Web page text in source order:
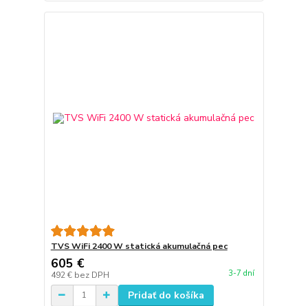
TVS WiFi 2400 W statická akumulačná pec
605 €
492 € bez DPH 3-7 dní
Pridať do košíka